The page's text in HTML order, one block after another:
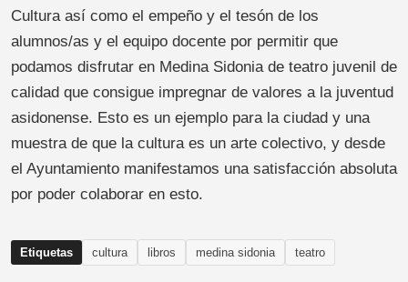
Cultura así como el empeño y el tesón de los
alumnos/as y el equipo docente por permitir que
podamos disfrutar en Medina Sidonia de teatro juvenil de
calidad que consigue impregnar de valores a la juventud
asidonense. Esto es un ejemplo para la ciudad y una
muestra de que la cultura es un arte colectivo, y desde
el Ayuntamiento manifestamos una satisfacción absoluta
por poder colaborar en esto.
Etiquetas cultura libros medina sidonia teatro